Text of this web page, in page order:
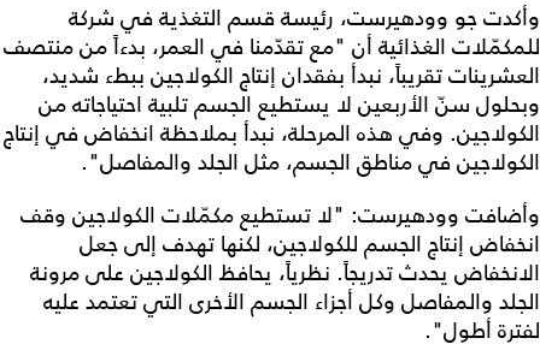
وأكدت جو وودهيرست، رئيسة قسم التغذية في شركة
للمكمّلات الغذائية أن "مع تقدّمنا ​​في العمر، بدءاً من منتصف
العشرينات تقريباً، نبدأ بفقدان إنتاج الكولاجين ببطء شديد،
وبحلول سنّ الأربعين لا يستطيع الجسم تلبية احتياجاته من
الكولاجين. وفي هذه المرحلة، نبدأ بملاحظة انخفاض في إنتاج
الكولاجين في مناطق الجسم، مثل الجلد والمفاصل".
وأضافت وودهيرست: "لا تستطيع مكمّلات الكولاجين وقف
انخفاض إنتاج الجسم للكولاجين، لكنها تهدف إلى جعل
الانخفاض يحدث تدريجاً. نظرياً، يحافظ الكولاجين على مرونة
الجلد والمفاصل وكل أجزاء الجسم الأخرى التي تعتمد عليه
لفترة أطول".